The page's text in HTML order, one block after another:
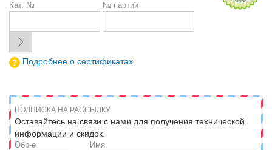
Кат. № № партии
Подробнее о сертификатах
ПОДПИСКА НА РАССЫЛКУ
Оставайтесь на связи с нами для получения технической
информации и скидок.
Обр-е Имя